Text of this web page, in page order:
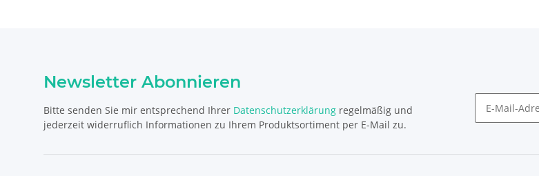
Newsletter Abonnieren
Bitte senden Sie mir entsprechend Ihrer Datenschutzerklärung regelmäßig und
jederzeit widerruflich Informationen zu Ihrem Produktsortiment per E-Mail zu.